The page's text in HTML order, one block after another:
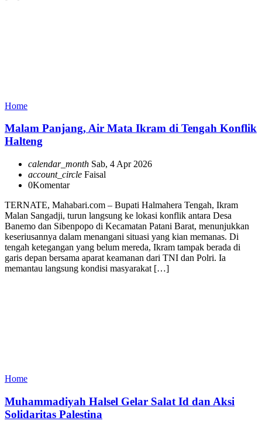
Home
Malam Panjang, Air Mata Ikram di Tengah Konflik
Halteng
calendar_month Sab, 4 Apr 2026
account_circle Faisal
0Komentar
TERNATE, Mahabari.com – Bupati Halmahera Tengah, Ikram
Malan Sangadji, turun langsung ke lokasi konflik antara Desa
Banemo dan Sibenpopo di Kecamatan Patani Barat, menunjukkan
keseriusannya dalam menangani situasi yang kian memanas. Di
tengah ketegangan yang belum mereda, Ikram tampak berada di
garis depan bersama aparat keamanan dari TNI dan Polri. Ia
memantau langsung kondisi masyarakat […]
Home
Muhammadiyah Halsel Gelar Salat Id dan Aksi
Solidaritas Palestina